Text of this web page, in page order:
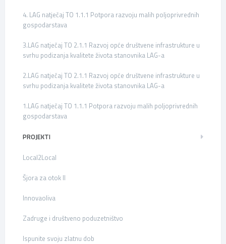
4. LAG natječaj TO 1.1.1 Potpora razvoju malih poljoprivrednih
gospodarstava
3.LAG natječaj TO 2.1.1 Razvoj opće društvene infrastrukture u
svrhu podizanja kvalitete života stanovnika LAG-a
2.LAG natječaj TO 2.1.1 Razvoj opće društvene infrastrukture u
svrhu podizanja kvalitete života stanovnika LAG-a
1.LAG natječaj TO 1.1.1 Potpora razvoju malih poljoprivrednih
gospodarstava
PROJEKTI
Local2Local
Šjora za otok II
Innovaoliva
Zadruge i društveno poduzetništvo
Ispunite svoju zlatnu dob